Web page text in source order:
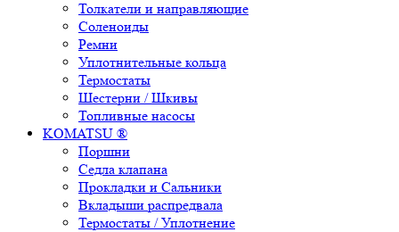
Толкатели и направляющие
Соленоиды
Ремни
Уплотнительные кольца
Термостаты
Шестерни / Шкивы
Топливные насосы
KOMATSU ®
Поршни
Седла клапана
Прокладки и Сальники
Вкладыши распредвала
Термостаты / Уплотнение